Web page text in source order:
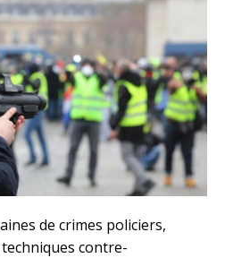
de crimes policiers,
contre-